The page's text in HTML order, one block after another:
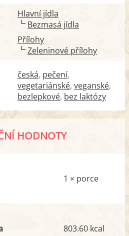
Hlavní jídla
Bezmasá jídla
Přílohy
Zeleninové přílohy
česká pečení
vegetariánské veganské
bezlepkové bez laktózy
HODNOTY
1 × porce
803.60 kcal